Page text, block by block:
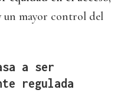
un mayor control del
a ser
regulada